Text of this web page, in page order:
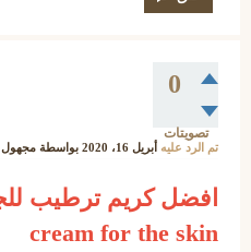
0
تصويتات
تم الرد عليه أبريل 16، 2020 بواسطة مجهول
cream for the skin